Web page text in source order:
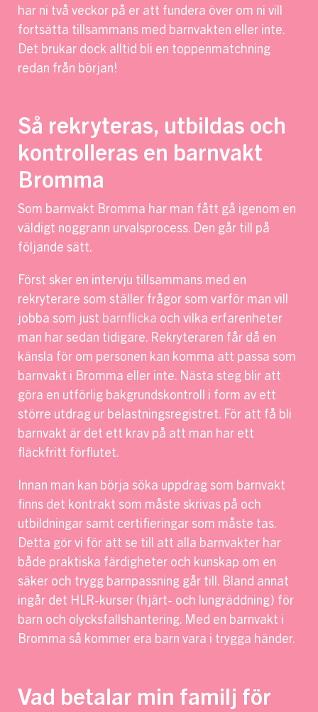
har ni två veckor på er att fundera över om ni vill
fortsätta tillsammans med barnvakten eller inte.
Det brukar dock alltid bli en toppenmatchning
redan från början!
Så rekryteras, utbildas och
kontrolleras en barnvakt
Bromma
Som barnvakt Bromma har man fått gå igenom en
väldigt noggrann urvalsprocess. Den går till på
följande sätt.
Först sker en intervju tillsammans med en
rekryterare som ställer frågor som varför man vill
jobba som just barnflicka och vilka erfarenheter
man har sedan tidigare. Rekryteraren får då en
känsla för om personen kan komma att passa som
barnvakt i Bromma eller inte. Nästa steg blir att
göra en utförlig bakgrundskontroll i form av ett
större utdrag ur belastningsregistret. För att få bli
barnvakt är det ett krav på att man har ett
fläckfritt förflutet.
Innan man kan börja söka uppdrag som barnvakt
finns det kontrakt som måste skrivas på och
utbildningar samt certifieringar som måste tas.
Detta gör vi för att se till att alla barnvakter har
både praktiska färdigheter och kunskap om en
säker och trygg barnpassning går till. Bland annat
ingår det HLR-kurser (hjärt- och lungräddning) för
barn och olycksfallshantering. Med en barnvakt i
Bromma så kommer era barn vara i trygga händer.
Vad betalar min familj för